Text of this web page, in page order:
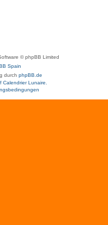
© phpBB Limited
Spain
durch phpBB.de
Calendrier Lunaire.